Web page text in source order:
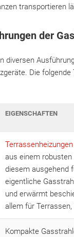
transportieren
der
diversen
Die
EIGENSCHAFTEN
Terrassenheizungen
aus einem robusten
diesem ausgehend
eigentliche
und erwärmt
allem für
Kompakte